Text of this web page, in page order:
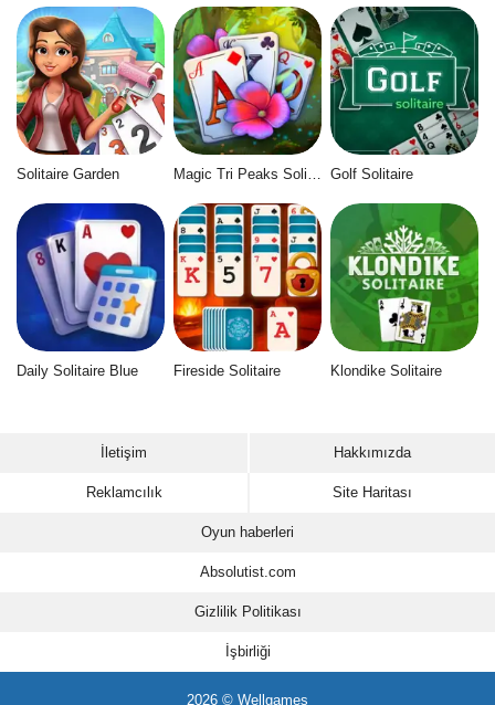
Solitaire Garden Golf Solitaire
Daily Solitaire Blue Fireside Solitaire Klondike Solitaire
İletişim Hakkımızda
Reklamcılık Site Haritası
Oyun haberleri
Absolutist.com
Gizlilik Politikası
İşbirliği
2026 © Wellgames